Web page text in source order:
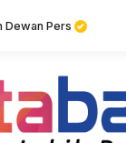
Dewan Pers